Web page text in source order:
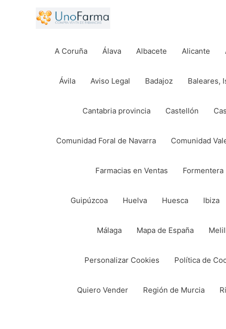
A Coruña
Álava Albacete Alicante
Ávila Aviso Legal Badajoz Baleares,
Cantabria provincia Castellón
Comunidad Foral de Navarra Comunidad
Farmacias en Ventas Formentera
Guipúzcoa Huelva Huesca Ibiza
Málaga Mapa de España
Personalizar Cookies Política de
Quiero Vender Región de Murcia